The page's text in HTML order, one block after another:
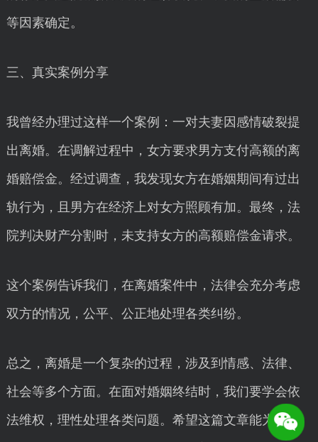
等因素确定。
三、真实案例分享
我曾经办理过这样一个案例：一对夫妻因感情破裂提
出离婚。在调解过程中，女方要求男方支付高额的离
婚赔偿金。经过调查，我发现女方在婚姻期间有过出
轨行为，且男方在经济上对女方照顾有加。最终，法
院判决财产分割时，未支持女方的高额赔偿金请求。
这个案例告诉我们，在离婚案件中，法律会充分考虑
双方的情况，公平、公正地处理各类纠纷。
总之，离婚是一个复杂的过程，涉及到情感、法律、
社会等多个方面。在面对婚姻终结时，我们要学会依
法维权，理性处理各类问题。希望这篇文章能为大家